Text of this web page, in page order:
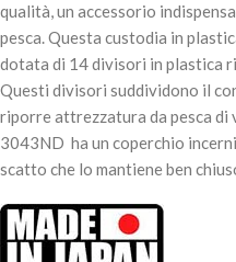
qualità, un accessorio
pesca. Questa custodia in
dotata di 14 divisori in plastica
Questi divisori suddividono il
riporre attrezzatura da pesca di
3043ND ha un coperchio
scatto che lo mantiene ben